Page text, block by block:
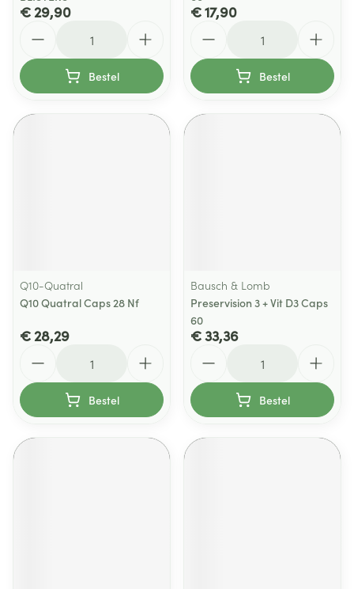
€ 29,90
Bestel
€ 17,90
Bestel
Q10-Quatral
Q10 Quatral Caps 28 Nf
€ 28,29
Bestel
Bausch & Lomb
Preservision 3 + Vit D3 Caps
60
€ 33,36
Bestel